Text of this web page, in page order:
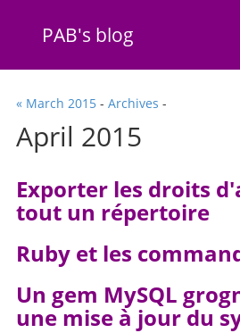
PAB's blog
« March 2015- Archives -
April 2015
Exporter les droits
tout un répertoire
Ruby et les
Un gem MySQL
une mise à jour du